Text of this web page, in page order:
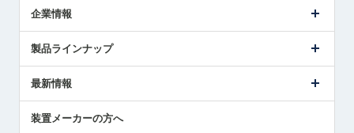
企業情報
ごあいさつ
受賞履歴
採用情報
製品ラインナップ
ツールセッタ製品
エアマイクロセンサ製品
最新情報
メトロールの技術
装置メーカーの方へ